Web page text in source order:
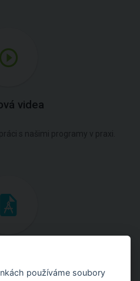
videa
s našimi programy v praxi.
manuály
používáme soubory